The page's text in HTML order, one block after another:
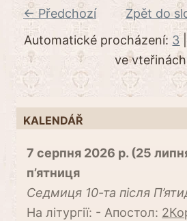
← Předchozí
Zpět do
Automatické procházení: 3|
ve
KALENDÁŘ
7 серпня 2026 р. (25
п’ятниця
Cедмиця 10-та після
На літургії: - Апостол: